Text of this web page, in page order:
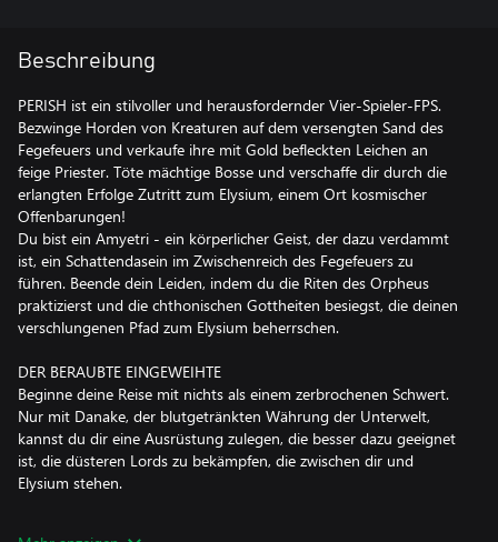
Beschreibung
PERISH ist ein stilvoller und herausfordernder Vier-Spieler-FPS.
Bezwinge Horden von Kreaturen auf dem versengten Sand des
Fegefeuers und verkaufe ihre mit Gold befleckten Leichen an
feige Priester. Töte mächtige Bosse und verschaffe dir durch die
erlangten Erfolge Zutritt zum Elysium, einem Ort kosmischer
Offenbarungen!
Du bist ein Amyetri - ein körperlicher Geist, der dazu verdammt
ist, ein Schattendasein im Zwischenreich des Fegefeuers zu
führen. Beende dein Leiden, indem du die Riten des Orpheus
praktizierst und die chthonischen Gottheiten besiegst, die deinen
verschlungenen Pfad zum Elysium beherrschen.
DER BERAUBTE EINGEWEIHTE
Beginne deine Reise mit nichts als einem zerbrochenen Schwert.
Nur mit Danake, der blutgetränkten Währung der Unterwelt,
kannst du dir eine Ausrüstung zulegen, die besser dazu geeignet
ist, die düsteren Lords zu bekämpfen, die zwischen dir und
Elysium stehen.